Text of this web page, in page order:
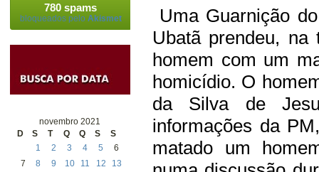
780 spams
bloqueados pelo Akismet
novembro 2021
D
S T Q Q S
S
1
2 3 4 5
6
7
8 9 10 11 12
13
Uma Guarnição
Ubatã prendeu,
homem com um
homicídio. O
da Silva de
informações da
matado um